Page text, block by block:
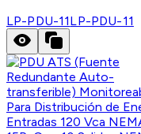
LP-PDU-11LP-PDU-11